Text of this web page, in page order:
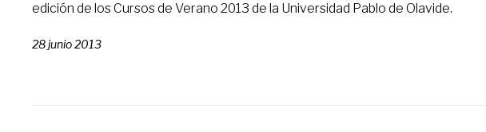
edición de los Cursos de Verano 2013 de la Universidad Pablo de Olavide.
28 junio 2013